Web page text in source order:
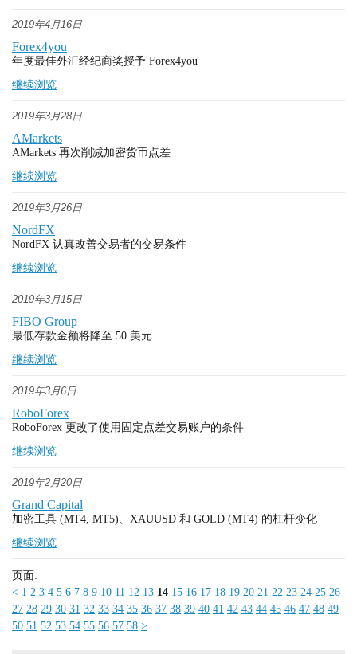
2019年4月16日
Forex4you
年度最佳外汇经纪商奖授予 Forex4you
继续浏览
2019年3月28日
AMarkets
AMarkets 再次削减加密货币点差
继续浏览
2019年3月26日
NordFX
NordFX 认真改善交易者的交易条件
继续浏览
2019年3月15日
FIBO Group
最低存款金额将降至 50 美元
继续浏览
2019年3月6日
RoboForex
RoboForex 更改了使用固定点差交易账户的条件
继续浏览
2019年2月20日
Grand Capital
加密工具 (MT4, MT5)、XAUUSD 和 GOLD (MT4) 的杠杆变化
继续浏览
页面:
< 1 2 3 4 5 6 7 8 9 10 11 12 13 14 15 16 17 18 19 20 21 22 23 24 25 26
27 28 29 30 31 32 33 34 35 36 37 38 39 40 41 42 43 44 45 46 47 48 49
50 51 52 53 54 55 56 57 58 >